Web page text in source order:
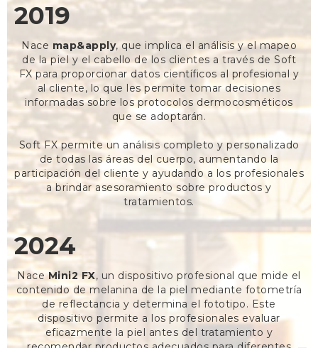
2019
Nace map&apply, que implica el análisis y el mapeo
de la piel y el cabello de los clientes a través de Soft
FX para proporcionar datos científicos al profesional y
al cliente, lo que les permite tomar decisiones
informadas sobre los protocolos dermocosméticos
que se adoptarán.
Soft FX permite un análisis completo y personalizado
de todas las áreas del cuerpo, aumentando la
participación del cliente y ayudando a los profesionales
a brindar asesoramiento sobre productos y
tratamientos.
2024
NaceMini2 FX, un dispositivo profesional que mide el
contenido de melanina de la piel mediante fotometría
de reflectancia y determina el fototipo. Este
dispositivo permite a los profesionales evaluar
eficazmente la piel antes del tratamiento y